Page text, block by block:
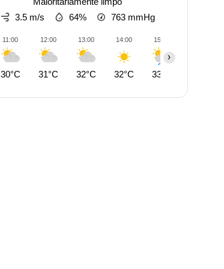
3.5 m/s
64% 763 mmHg
11:00
30°C
12:00
31°C
13:00
32°C
14:00
32°C
15:00
33°C
›